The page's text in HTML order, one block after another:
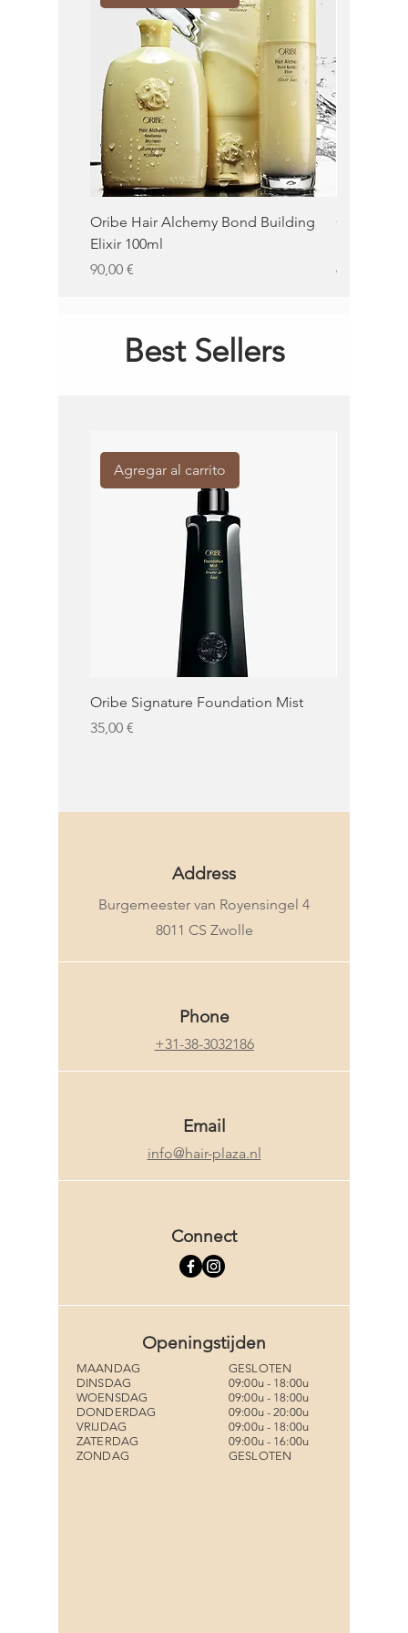
Oribe Hair Alchemy Bond Building
Elixir 100ml
Precio
90,00 €
Oribe
Precio
62,00 €
Best Sellers
Agregar al carrito
Oribe Signature Foundation Mist
Precio
35,00 €
Address
Burgemeester van Royensingel 4
8011 CS Zwolle
Phone
+31-38-3032186
Email
info@hair-plaza.nl
Connect
Openingstijden
MAANDAG
DINSDAG
WOENSDAG
DONDERDAG
VRIJDAG
ZATERDAG
ZONDAG
GESLOTEN
09:00u - 18:00u
09:00u - 18:00u
09:00u - 20:00u
09:00u - 18:00u
09:00u - 16:00u
GESLOTEN